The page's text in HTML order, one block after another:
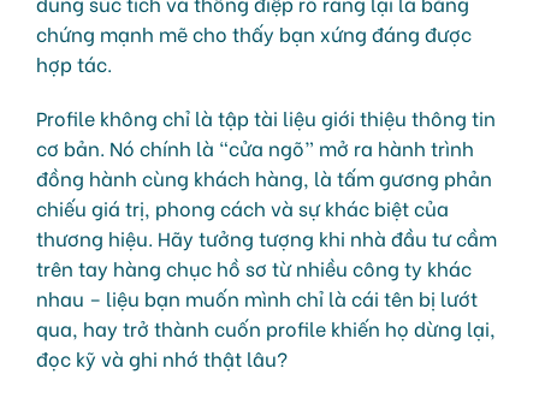
chứng mạnh mẽ cho thấy bạn xứng đáng được
hợp tác.
Profile không chỉ là tập tài liệu giới thiệu thông tin
cơ bản. Nó chính là “cửa ngõ” mở ra hành trình
đồng hành cùng khách hàng, là tấm gương phản
chiếu giá trị, phong cách và sự khác biệt của
thương hiệu. Hãy tưởng tượng khi nhà đầu tư cầm
trên tay hàng chục hồ sơ từ nhiều công ty khác
nhau – liệu bạn muốn mình chỉ là cái tên bị lướt
qua, hay trở thành cuốn profile khiến họ dừng lại,
đọc kỹ và ghi nhớ thật lâu?